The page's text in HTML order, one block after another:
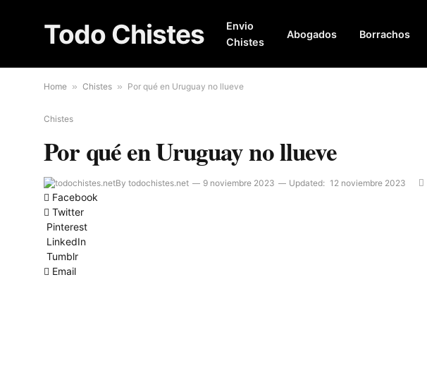
Todo Chistes
Envio
Chistes
Abogados Borrachos
Home » Chistes » Por qué en Uruguay no llueve
Chistes
Por qué en Uruguay no llueve
By todochistes.net 9 noviembre 2023 Updated: 12 noviembre 2023
Facebook
Twitter
Pinterest
LinkedIn
Tumblr
Email